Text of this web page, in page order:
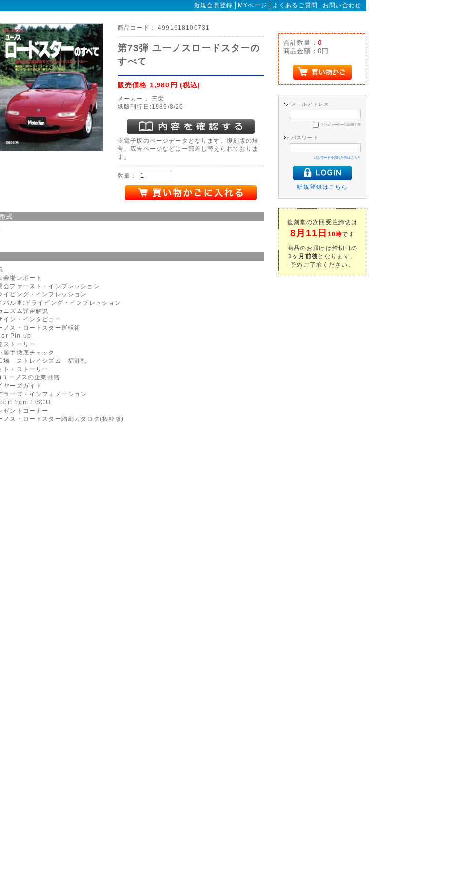
新規会員登録 MYページ よくあるご質問 お問い合わせ
商品コード： 4991618100731
第73弾 ユーノスロードスターの
すべて
販売価格 1,980円 (税込)
メーカー：
三栄
紙版刊行日:1989/8/26
※電子版のページデータとなります。復刻版の場
合、広告ページなどは一部差し替えられておりま
す。
数量：
式
会場レポート
会ファースト・インプレッション
イビング・インプレッション
バル車:ドライビング・インプレッション
ニズム詳密解説
イン・インタビュー
ノス・ロードスター運転術
Pin-up
ストーリー
勝手徹底チェック
場 ストレイシズム 福野礼
ト・ストーリー
ユーノスの企業戦略
ヤーズガイド
ラーズ・インフォメーション
from FISCO
ゼントコーナー
ノス・ロードスター縮刷カタログ(抜粋版)
合計数量： 0
商品金額： 0円
メールアドレス
コンピューターに記憶する
パスワード
パスワードを忘れた方はこちら
新規登録はこちら
復刻堂の次回受注締切は
8月11日 10時です
商品のお届けは締切日の
1ヶ月前後 となります。
予めご了承ください。